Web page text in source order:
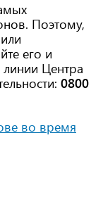
Поэтому,
его и
Центра
0800
во время